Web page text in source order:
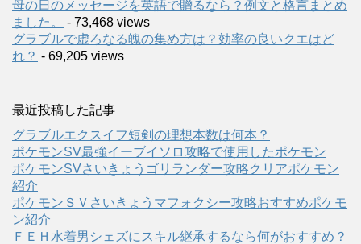
母の日のメッセージを英語で贈るなら？例文と格言まとめ
ました。
- 73,468 views
グラブルで虚ろなる魄の集め方は？効率の良いクエはど
れ？ - 69,205 views
最近投稿した記事
グラブルエクスイフ短剣の理想本数は何本？
ポケモンSV最強イーブイソロ攻略で使用したポケモン
ポケモンSVさいきょうゴリランダー攻略クリアポケモン
紹介
ポケモンＳＶさいきょうマフォクシー攻略おすすめポケモ
ン紹介
ＦＥＨ水着男シェズにスキル継承するなら何がおすすめ？